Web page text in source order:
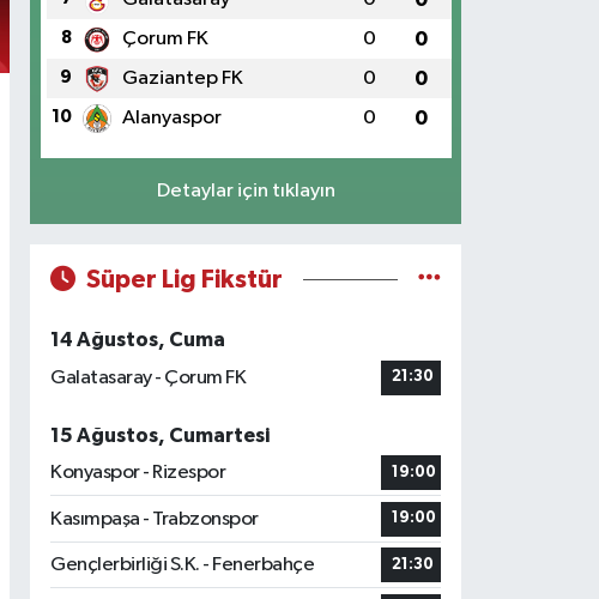
8 Çorum FK 0 0
9 Gaziantep FK 0 0
10 Alanyaspor 0 0
Detaylar için tıklayın
Süper Lig Fikstür
14 Ağustos, Cuma
Galatasaray - Çorum FK
21:30
15 Ağustos, Cumartesi
Konyaspor - Rizespor
19:00
Kasımpaşa - Trabzonspor 19:00
Gençlerbirliği S.K. - Fenerbahçe 21:30